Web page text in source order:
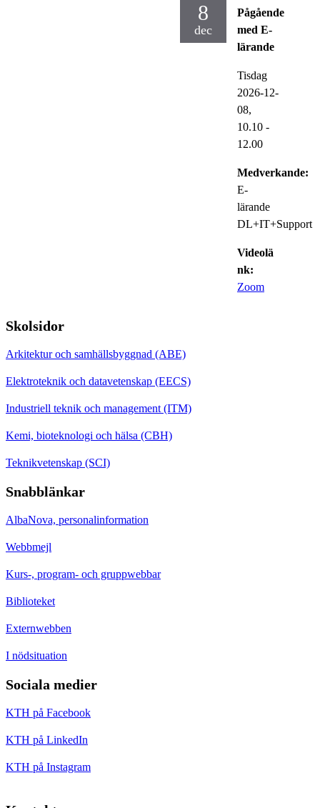
8
dec
Pågående
med E-
lärande
Tisdag
2026-12-
08,
10.10 -
12.00
Medverkande:
E-
lärande
DL+IT+Support
Videolä
nk:
Zoom
Skolsidor
Arkitektur och samhällsbyggnad (ABE)
Elektroteknik och datavetenskap (EECS)
Industriell teknik och management (ITM)
Kemi, bioteknologi och hälsa (CBH)
Teknikvetenskap (SCI)
Snabblänkar
AlbaNova, personalinformation
Webbmejl
Kurs-, program- och gruppwebbar
Biblioteket
Externwebben
I nödsituation
Sociala medier
KTH på Facebook
KTH på LinkedIn
KTH på Instagram